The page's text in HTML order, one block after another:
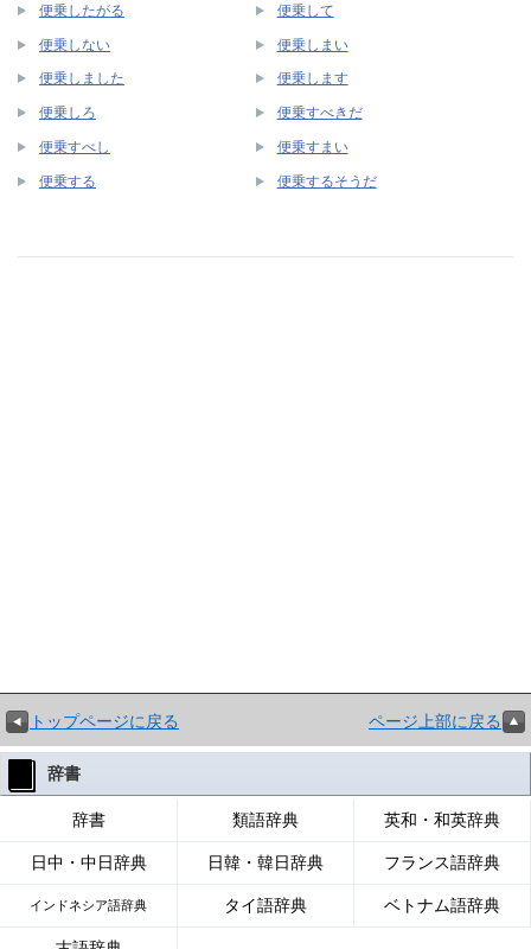
便乗したがる 便乗して
便乗しない 便乗しまい
便乗しました 便乗します
便乗しろ 便乗すべきだ
便乗すべし 便乗すまい
便乗する 便乗するそうだ
トップページに戻る ページ上部に戻る
辞書
辞書 類語辞典 英和・和英辞典
日中・中日辞典 日韓・韓日辞典 フランス語辞典
インドネシア語辞典 タイ語辞典 ベトナム語辞典